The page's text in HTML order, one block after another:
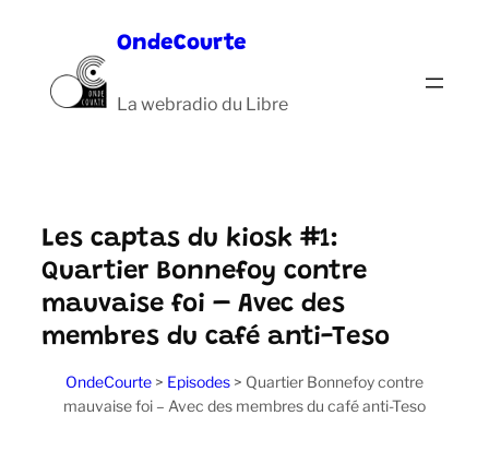
contenu
OndeCourte
La webradio du Libre
Les captas du kiosk #1:
Quartier Bonnefoy contre
mauvaise foi – Avec des
membres du café anti-Teso
OndeCourte > Episodes > Quartier Bonnefoy contre
mauvaise foi – Avec des membres du café anti-Teso